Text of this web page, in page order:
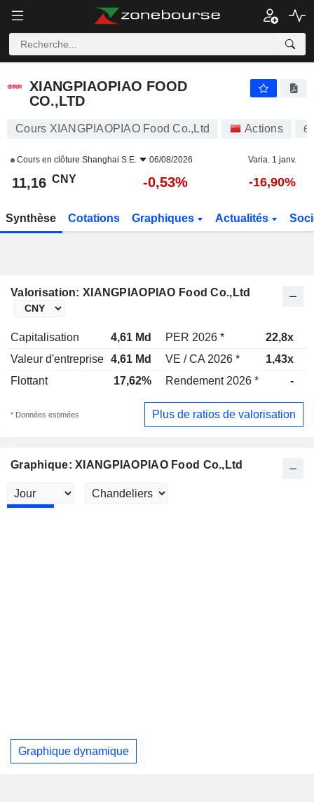
XIANGPIAOPIAO FOOD
CO.,LTD
Cours XIANGPIAOPIAO Food Co.,Ltd Actions
Cours en clôture Shanghai S.E. 06/08/2026 Varia. 1 janv.
11,16 CNY -0,53% -16,90%
Synthèse Cotations Graphiques Actualités
Valorisation: XIANGPIAOPIAO Food Co.,Ltd
Capitalisation 4,61 Md PER 2026 * 22,8x
Valeur d'entreprise 4,61 Md VE / CA 2026 * 1,43x
Flottant
17,62% Rendement 2026 * -
* Données estimées Plus de ratios de valorisation
Graphique: XIANGPIAOPIAO Food Co.,Ltd
Graphique dynamique